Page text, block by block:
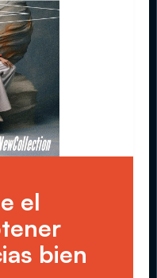
el
bien